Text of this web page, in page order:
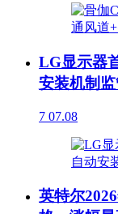
LG显示器
安装机制
7 07.08
英特尔